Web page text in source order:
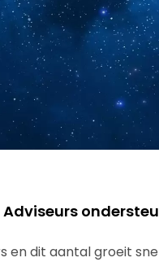
en dit aantal groeit